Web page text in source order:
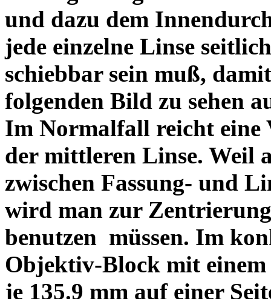
und dazu dem
jede einzelne Linse
schiebbar sein muß,
folgenden Bild zu sehen
Im Normalfall reicht eine
der mittleren Linse. Weil
zwischen Fassung- und
wird man zur
benutzen müssen. Im
Objektiv-Block mit einem
je 135.9 mm auf einer